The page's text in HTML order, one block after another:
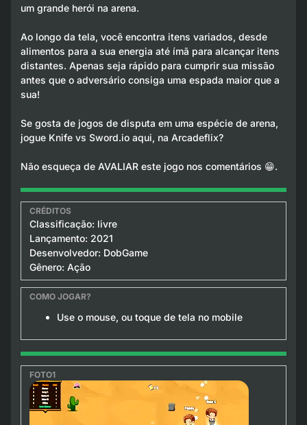
um grande herói na arena.
Ao longo da tela, você encontra itens variados, desde
alimentos para a sua energia até ímã para alcançar itens
distantes. Apenas seja rápido para cumprir sua missão
antes que o adversário consiga uma espada maior que a
sua!
Se gosta de jogos de disputa em uma espécie de arena,
jogue Knife vs Sword.io aqui, na Arcadeflix?
Não esqueça de AVALIAR este jogo nos comentários 😁.
Classificação: livre
Lançamento: 2021
Desenvolvedor: DobGame
Gênero: Ação
Use o mouse, ou toque de tela no mobile